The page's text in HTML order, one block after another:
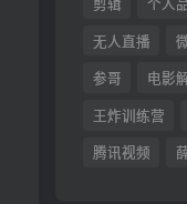
无人直播
参哥
电影
王炸训练营
腾讯视频